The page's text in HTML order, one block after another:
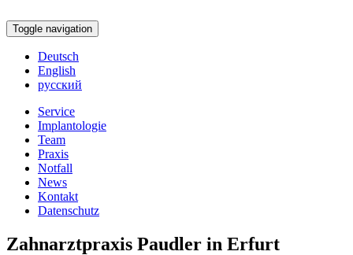
Toggle navigation
Deutsch
English
русский
Service
Implantologie
Team
Praxis
Notfall
News
Kontakt
Datenschutz
Zahnarztpraxis Paudler in Erfurt